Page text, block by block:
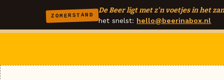
ZOMERSTAND
De Beer ligt met z'n voetjes in het
het snelst: hello@beerinabox.nl